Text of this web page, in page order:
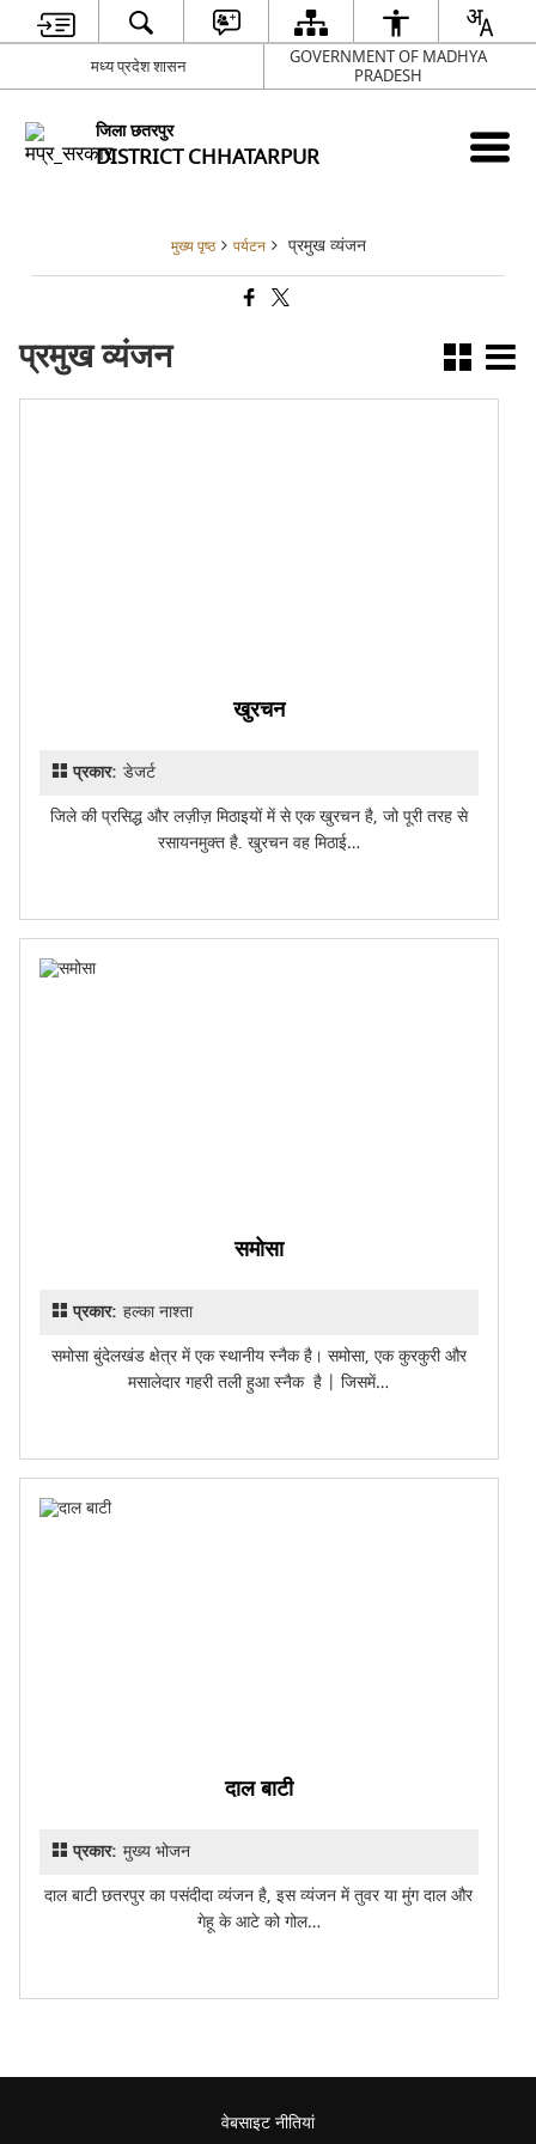
मध्य प्रदेश शासन
GOVERNMENT OF MADHYA
PRADESH
जिला छतरपुर
DISTRICT CHHATARPUR
मुख्य पृष्ठ पर्यटन प्रमुख व्यंजन
प्रमुख व्यंजन
खुरचन
प्रकार:डेजर्ट
जिले की प्रसिद्ध और लज़ीज़ मिठाइयों में से एक खुरचन है, जो पूरी तरह से
रसायनमुक्त है. खुरचन वह मिठाई…
समोसा
प्रकार:हल्का नाश्ता
समोसा बुंदेलखंड क्षेत्र में एक स्थानीय स्नैक है। समोसा, एक कुरकुरी और
मसालेदार गहरी तली हुआ स्नैक है | जिसमें…
दाल बाटी
प्रकार:मुख्य भोजन
दाल बाटी छतरपुर का पसंदीदा व्यंजन है, इस व्यंजन में तुवर या मुंग दाल और
गेहू के आटे को गोल…
वेबसाइट नीतियां